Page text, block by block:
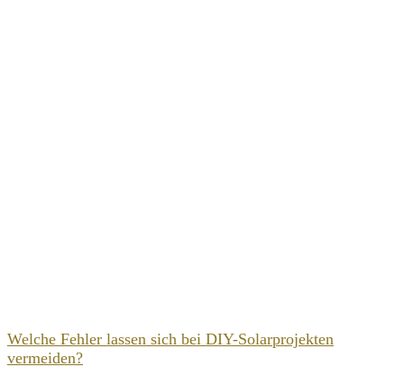
Welche Fehler lassen sich bei DIY-Solarprojekten
vermeiden?